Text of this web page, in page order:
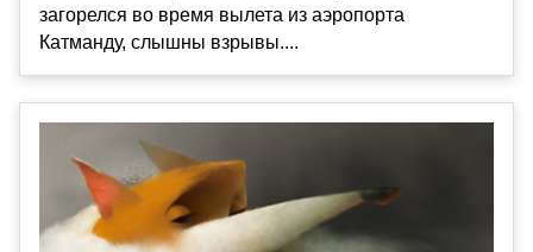
загорелся во время вылета из аэропорта
Катманду, слышны взрывы....